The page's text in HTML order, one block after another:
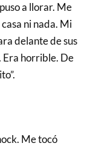
a llorar. Me
ni nada. Mi
delante de sus
Era horrible. De
Me tocó